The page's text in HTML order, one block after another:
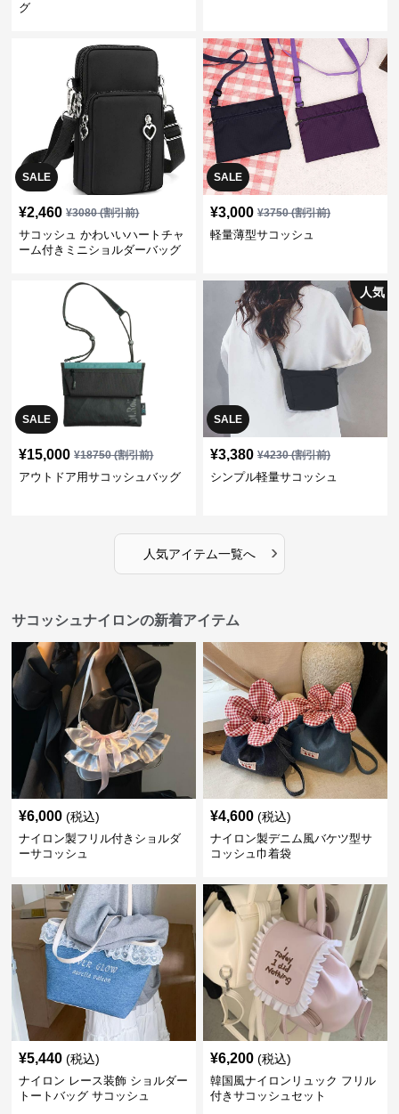
グ
SALE
¥2,460 ¥3080(割引前)
サコッシュ かわいいハートチャ
ーム付きミニショルダーバッグ
SALE
¥3,000 ¥3750(割引前)
軽量薄型サコッシュ
SALE
¥15,000 ¥18750(割引前)
アウトドア用サコッシュバッグ
SALE
人気
¥3,380 ¥4230(割引前)
シンプル軽量サコッシュ
人気アイテム一覧へ ›
サコッシュナイロンの新着アイテム
¥6,000 (税込)
ナイロン製フリル付きショルダ
ーサコッシュ
¥4,600 (税込)
ナイロン製デニム風バケツ型サ
コッシュ巾着袋
¥5,440 (税込)
ナイロン レース装飾 ショルダー
トートバッグ サコッシュ
¥6,200 (税込)
韓国風ナイロンリュック フリル
付きサコッシュセット